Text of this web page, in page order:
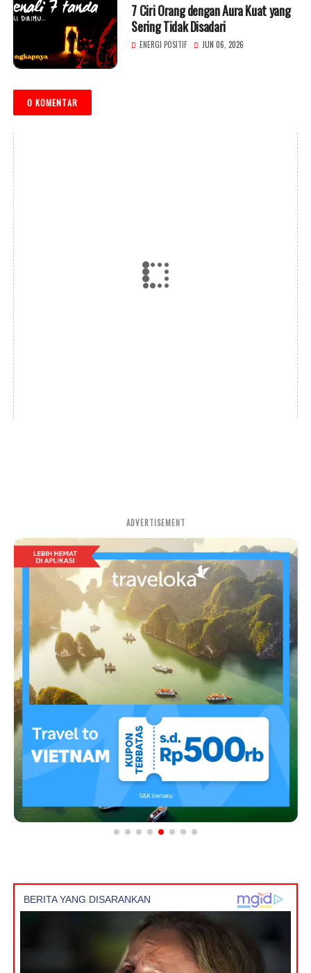
7 Ciri Orang dengan Aura Kuat yang
Sering Tidak Disadari
ENERGI POSITIF JUN 06, 2026
0 KOMENTAR
ADVERTISEMENT